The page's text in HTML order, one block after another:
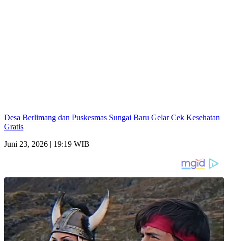
Desa Berlimang dan Puskesmas Sungai Baru Gelar Cek Kesehatan
Gratis
Juni 23, 2026 | 19:19 WIB